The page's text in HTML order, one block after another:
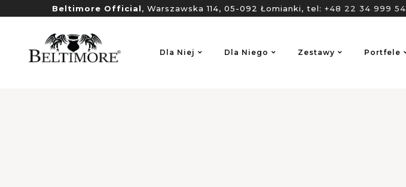
Beltimore Official, Warszawska 114, 05-092 Łomianki, tel: +48 22 34 999 54
Dla Niej Dla Niego Zestawy Portfele